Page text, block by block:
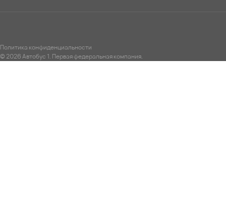
Политика конфиденциальности
© 2026 Автобус 1. Первая федеральная компания.